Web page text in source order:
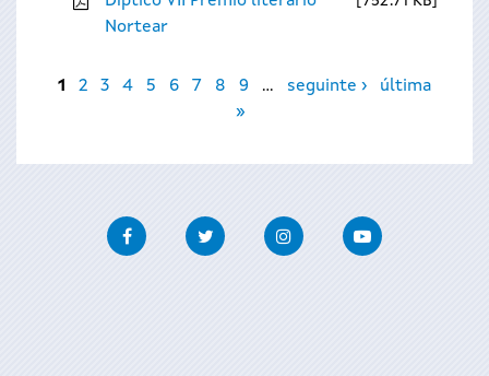
Nortear
Páxinas
1 2 3 4 5 6 7 8 9 … seguinte ›
última
»
FacebookTwitter InstagramYoutube